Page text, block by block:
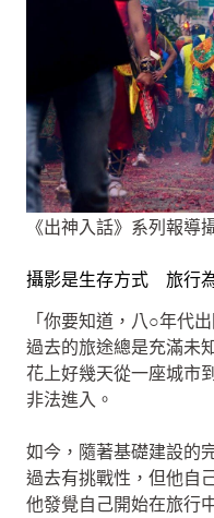
《出神入話》系列報導
攝影是生存方式 旅行
「你要知道，八○年代
過去的旅途總是充滿未
花上好幾天從一座城市
非法進入。
如今，隨著基礎建設的
過去有挑戰性，但他自
他發覺自己開始在旅行